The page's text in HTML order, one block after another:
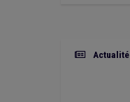
Actualité